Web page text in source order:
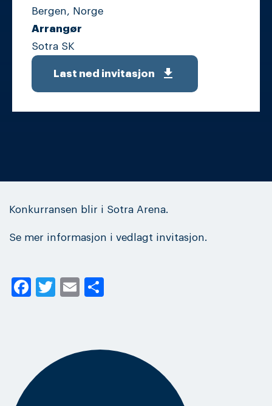
Bergen, Norge
Arrangør
Sotra SK
Last ned invitasjon get_app
Konkurransen blir i Sotra Arena.
Se mer informasjon i vedlagt invitasjon.
Facebook
Twitter
Email